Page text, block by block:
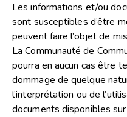
Les informations et/ou
sont susceptibles d’être
peuvent faire l’objet de
La Communauté de
pourra en aucun cas être
dommage de quelque
l’interprétation ou de
documents disponibles